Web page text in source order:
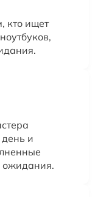
кто ищет
и
ожидания.